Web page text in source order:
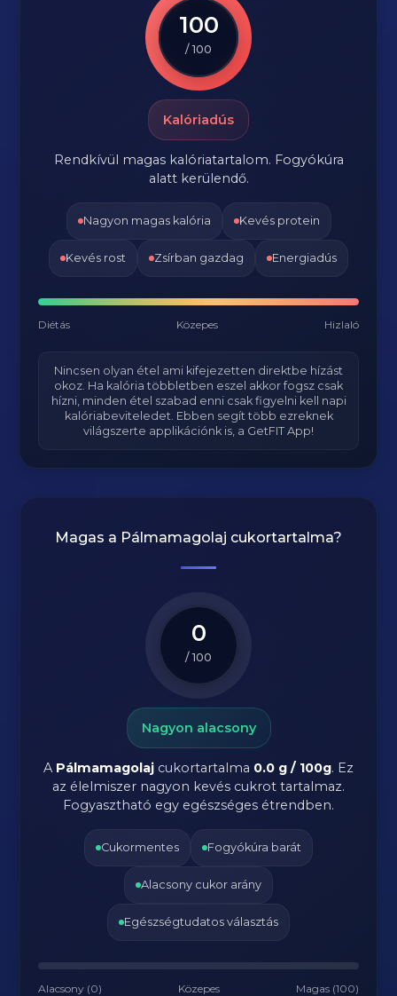
100
/ 100
Kalóriadús
Rendkívül magas kalóriatartalom. Fogyókúra
alatt kerülendő.
Nagyon magas kalória Kevés protein
Kevés rost Zsírban gazdag Energiadús
Diétás Közepes Hizlaló
Nincsen olyan étel ami kifejezetten direktbe hízást
okoz. Ha kalória többletben eszel akkor fogsz csak
hízni, minden étel szabad enni csak figyelni kell napi
kalóriabeviteledet. Ebben segít több ezreknek
világszerte applikációnk is, a GetFIT App!
Magas a Pálmamagolaj cukortartalma?
0
/ 100
Nagyon alacsony
A Pálmamagolaj cukortartalma 0.0 g / 100g. Ez
az élelmiszer nagyon kevés cukrot tartalmaz.
Fogyasztható egy egészséges étrendben.
Cukormentes Fogyókúra barát
Alacsony cukor arány
Egészségtudatos választás
Alacsony (0) Közepes Magas (100)